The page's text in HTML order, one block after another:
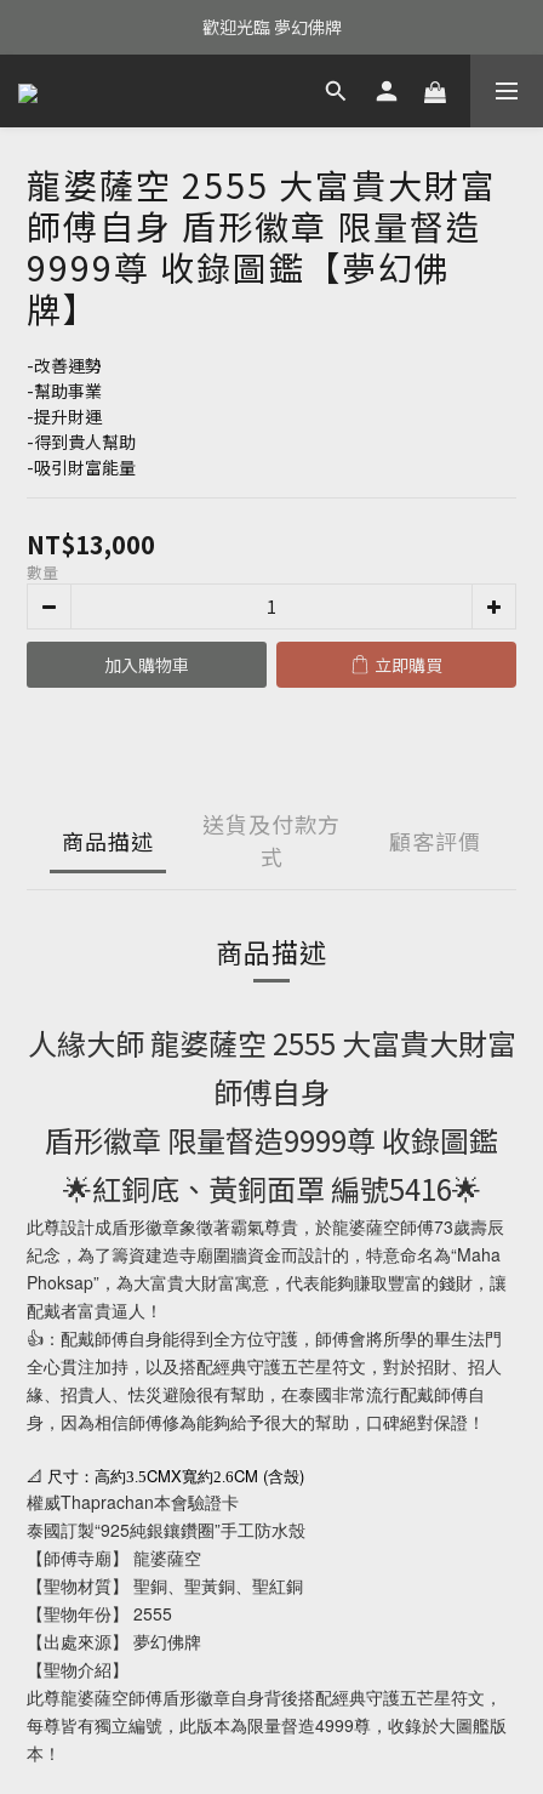
歡迎光臨 夢幻佛牌
龍婆薩空 2555 大富貴大財富
師傅自身 盾形徽章 限量督造
9999尊 收錄圖鑑【夢幻佛
牌】
-改善運勢
-幫助事業
-提升財運
-得到貴人幫助
-吸引財富能量
NT$13,000
數量
加入購物車 立即購買
商品描述
送貨及付款方
式
顧客評價
商品描述
人緣大師 龍婆薩空 2555 大富貴大財富
師傅自身
盾形徽章 限量督造9999尊 收錄圖鑑
🌟紅銅底、黃銅面罩 編號5416🌟
此尊設計成盾形徽章象徵著霸氣尊貴，於龍婆薩空師傅73歲壽辰
紀念，為了籌資建造寺廟圍牆資金而設計的，特意命名為“Maha
Phoksap”，為大富貴大財富寓意，代表能夠賺取豐富的錢財，讓
配戴者富貴逼人！
👍：配戴師傅自身能得到全方位守護，師傅會將所學的畢生法門
全心貫注加持，以及搭配經典守護五芒星符文，對於招財、招人
緣、招貴人、怯災避險很有幫助，在泰國非常流行配戴師傅自
身，因為相信師傅修為能夠給予很大的幫助，口碑絕對保證！
📐 尺寸：高約3.5CMX寬約2.6CM (含殼)
權威Thaprachan本會驗證卡
泰國訂製“925純銀鑲鑽圈”手工防水殼
【師傅寺廟】 龍婆薩空
【聖物材質】 聖銅、聖黃銅、聖紅銅
【聖物年份】 2555
【出處來源】 夢幻佛牌
【聖物介紹】
此尊龍婆薩空師傅盾形徽章自身背後搭配經典守護五芒星符文，
每尊皆有獨立編號，此版本為限量督造4999尊，收錄於大圖艦版
本！